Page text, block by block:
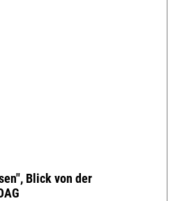
Blick von der